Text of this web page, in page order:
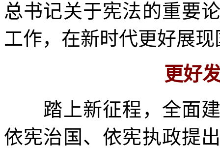
总书记关于宪法的重要
工作，在新时代更好展
更好
踏上新征程，全面建
依宪治国、依宪执政提